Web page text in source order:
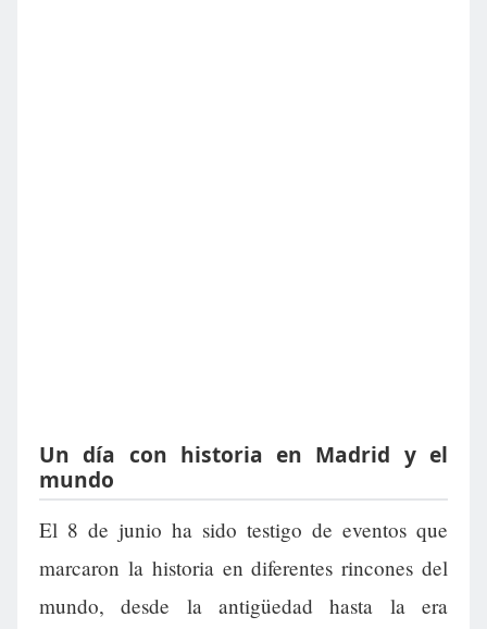
Un día con historia en Madrid y el
mundo
El 8 de junio ha sido testigo de eventos que
marcaron la historia en diferentes rincones del
mundo, desde la antigüedad hasta la era